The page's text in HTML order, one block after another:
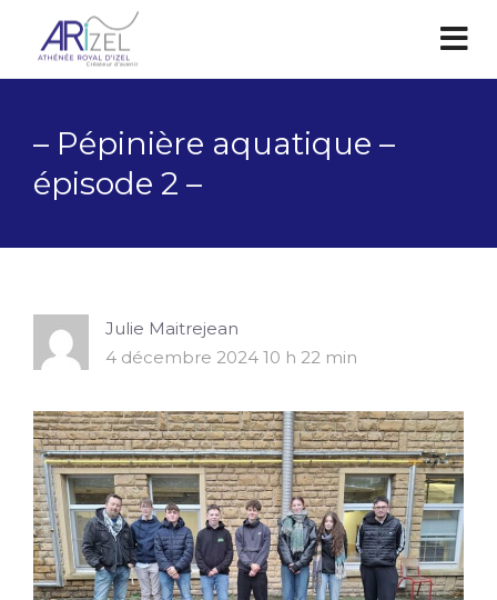
– Pépinière aquatique –
épisode 2 –
Julie Maitrejean
4 décembre 2024 10 h 22 min